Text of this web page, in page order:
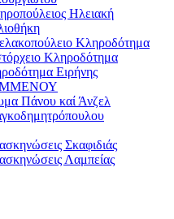
Ηλειακή
Κληροδότημα
Κληροδότημα
Ειρήνης
Πάνου καί Άνζελ
Σκαφιδιάς
Λαμπείας